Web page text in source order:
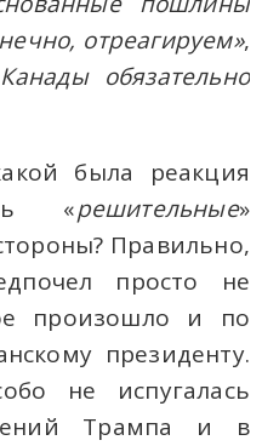
отреагируем»,
обязательно
была реакция
«решительные»
Правильно,
просто не
произошло и по
президенту.
не испугалась
Трампа и в